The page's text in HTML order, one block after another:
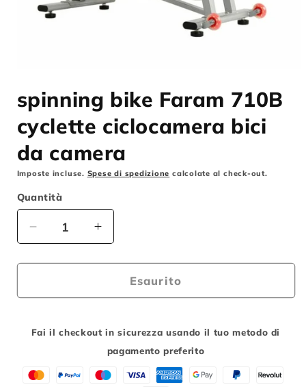
multimediali
1
finestra
modale
spinning bike Faram 710B
cyclette ciclocamera bici
da camera
Imposte incluse. Spese di spedizione calcolate al check-out.
Quantità
Diminuisci
quantità
per
bike
710B
bici
Aumenta
quantità
per
spinning
bike
710B
ciclocamera
bici
Esaurito
Fai il checkout in sicurezza usando il tuo metodo di
pagamento preferito